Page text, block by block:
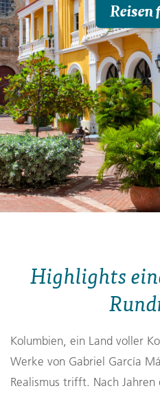
Reisen
Highlights
Kolumbien, ein Land voller
Werke von Gabriel García
Realismus trifft. Nach